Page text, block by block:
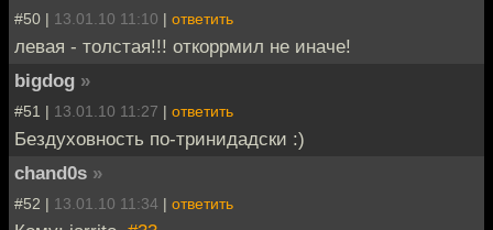
#50 | 13.01.10 11:10 | ответить
левая - толстая!!! откоррмил не иначе!
bigdog »
#51 | 13.01.10 11:27 | ответить
Бездуховность по-тринидадски :)
chand0s »
#52 | 13.01.10 11:34 | ответить